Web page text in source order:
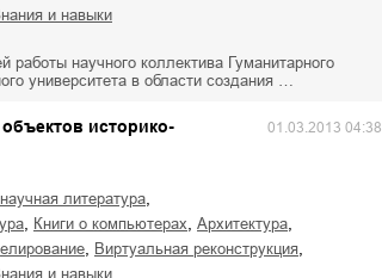
знания и навыки
работы научного коллектива Гуманитарного
университета в области создания …
историко-
01.03.2013 04:38
научная литература
книги о компьютерах архитектура
виртуальная реконструкция
знания и навыки